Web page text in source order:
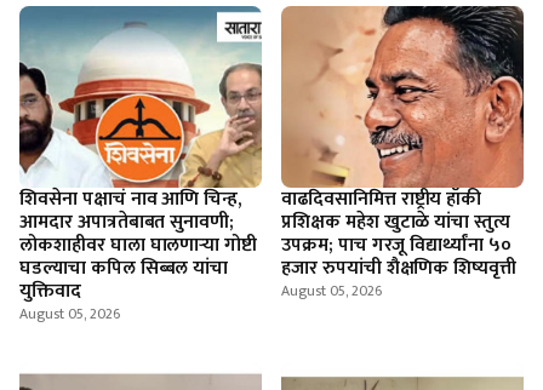
शिवसेना पक्षाचं नाव आणि चिन्ह,
आमदार अपात्रतेबाबत सुनावणी;
लोकशाहीवर घाला घालणाऱ्या गोष्टी
घडल्याचा कपिल सिब्बल यांचा
युक्तिवाद
August 05, 2026
वाढदिवसानिमित्त राष्ट्रीय हॉकी
प्रशिक्षक महेश खुटाळे यांचा स्तुत्य
उपक्रम; पाच गरजू विद्यार्थ्यांना ५०
हजार रुपयांची शैक्षणिक शिष्यवृत्ती
August 05, 2026